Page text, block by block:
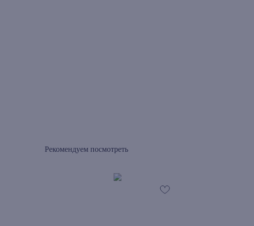
Рекомендуем посмотреть